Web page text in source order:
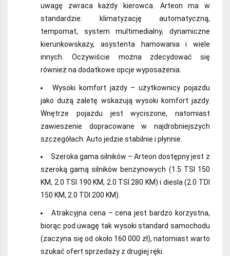
uwagę zwraca każdy kierowca. Arteon ma w
standardzie: klimatyzację automatyczną,
tempomat, system multimedialny, dynamiczne
kierunkowskazy, asystenta hamowania i wiele
innych. Oczywiście można zdecydować się
również na dodatkowe opcje wyposażenia.
Wysoki komfort jazdy – użytkownicy pojazdu
jako dużą zaletę wskazują wysoki komfort jazdy.
Wnętrze pojazdu jest wyciszone, natomiast
zawieszenie dopracowane w najdrobniejszych
szczegółach. Auto jedzie stabilnie i płynnie.
Szeroka gama silników – Arteon dostępny jest z
szeroką gamą silników benzynowych (1.5 TSI 150
KM, 2.0 TSI 190 KM, 2.0 TSI 280 KM) i diesla (2.0 TDI
150 KM, 2.0 TDI 200 KM).
Atrakcyjna cena – cena jest bardzo korzystna,
biorąc pod uwagę tak wysoki standard samochodu
(zaczyna się od około 160 000 zł), natomiast warto
szukać ofert sprzedaży z drugiej ręki.